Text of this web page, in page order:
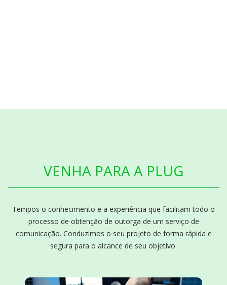
VENHA PARA A PLUG
Tempos o conhecimento e a experiência que facilitam todo o
processo de obtenção de outorga de um serviço de
comunicação. Conduzimos o seu projeto de forma rápida e
segura para o alcance de seu objetivo.